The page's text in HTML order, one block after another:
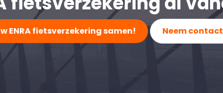
ENRA fietsverzekering samen! Neem